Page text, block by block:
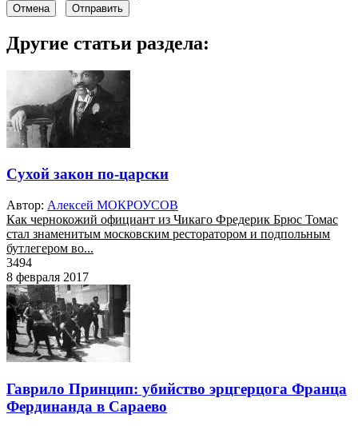
Отмена Отправить
Другие статьи раздела:
Сухой закон по-царски
Автор: Алексей МОКРОУСОВ
Как чернокожий официант из Чикаго Фредерик Брюс Томас
стал знаменитым московским ресторатором и подпольным
бутлегером во...
3494
8 февраля 2017
Гаврило Принцип: убийство эрцгерцога Франца
Фердинанда в Сараево